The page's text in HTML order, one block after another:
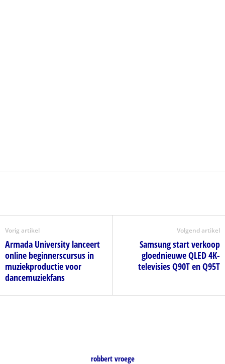
Vorig artikel
Armada University lanceert
online beginnerscursus in
muziekproductie voor
dancemuziekfans
Volgend artikel
Samsung start verkoop
gloednieuwe QLED 4K-
televisies Q90T en Q95T
robbert vroege